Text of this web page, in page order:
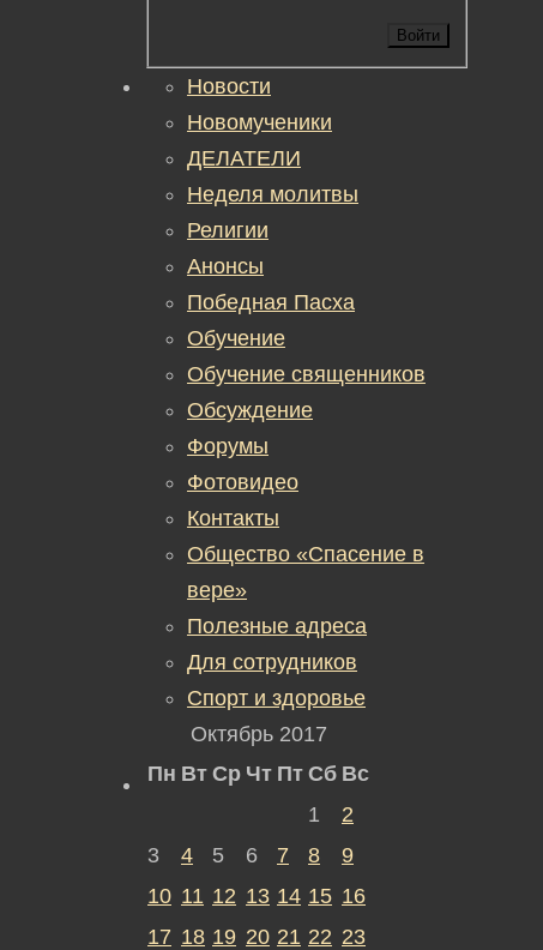
Войти
Новости
Новомученики
ДЕЛАТЕЛИ
Неделя молитвы
Религии
Анонсы
Победная Пасха
Обучение
Обучение священников
Обсуждение
Форумы
Фотовидео
Контакты
Общество «Спасение в
вере»
Полезные адреса
Для сотрудников
Спорт и здоровье
Октябрь 2017
Пн Вт Ср Чт Пт Сб Вс
1
2
3
4 5 6 7 8
9
10 11 12 13 14 15 16
17 18 19 20 21 22 23